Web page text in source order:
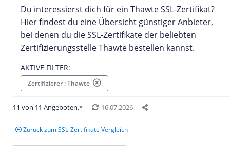
Du interessierst dich für ein Thawte SSL-Zertifikat?
Hier findest du eine Übersicht günstiger Anbieter,
bei denen du die SSL-Zertifikate der beliebten
Zertifizierungsstelle Thawte bestellen kannst.
AKTIVE FILTER:
Zertifizierer : Thawte
11 von 11 Angeboten.* 16.07.2026
Zurück zum SSL-Zertifikate Vergleich